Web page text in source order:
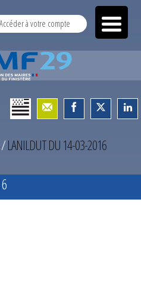
Accéder à votre compte
/LANILDUT DU 14-03-2016